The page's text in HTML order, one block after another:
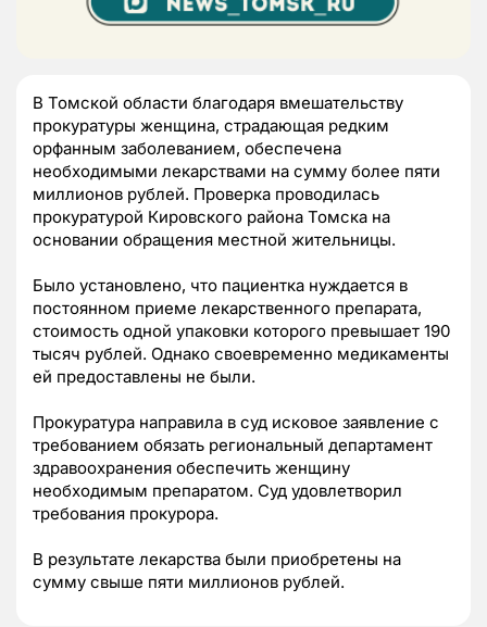
В Томской области благодаря вмешательству
прокуратуры женщина, страдающая редким
орфанным заболеванием, обеспечена
необходимыми лекарствами на сумму более пяти
миллионов рублей. Проверка проводилась
прокуратурой Кировского района Томска на
основании обращения местной жительницы.
Было установлено, что пациентка нуждается в
постоянном приеме лекарственного препарата,
стоимость одной упаковки которого превышает 190
тысяч рублей. Однако своевременно медикаменты
ей предоставлены не были.
Прокуратура направила в суд исковое заявление с
требованием обязать региональный департамент
здравоохранения обеспечить женщину
необходимым препаратом. Суд удовлетворил
требования прокурора.
В результате лекарства были приобретены на
сумму свыше пяти миллионов рублей.